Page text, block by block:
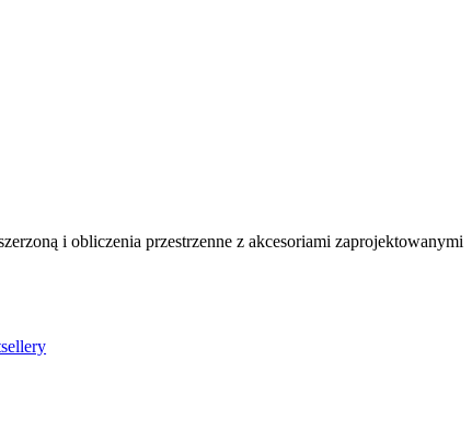
i obliczenia przestrzenne z akcesoriami zaprojektowanymi